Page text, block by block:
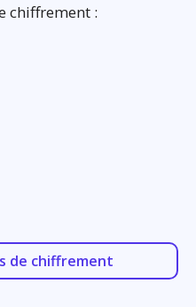
chiffrement :
de chiffrement